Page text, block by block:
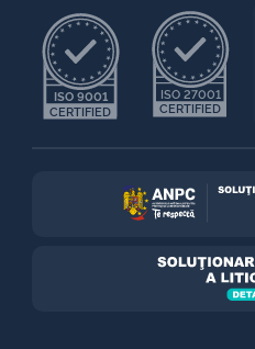
ISO 9001
CERTIFIED
ISO 27001
CERTIFIED